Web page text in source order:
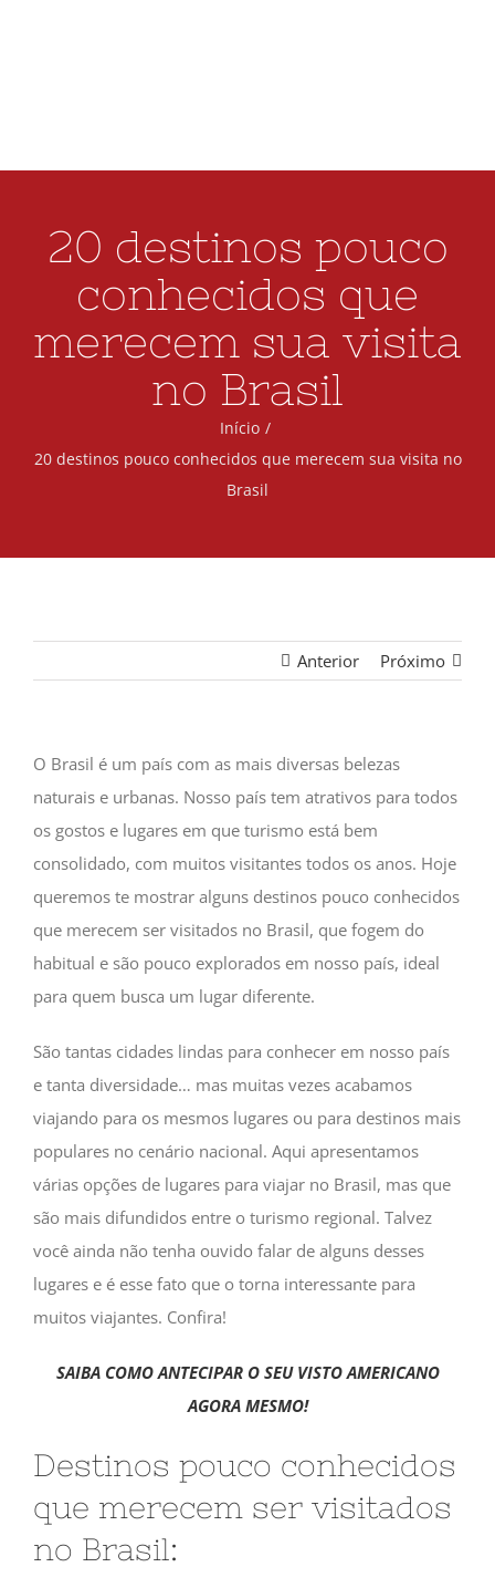
20 destinos pouco
conhecidos que
merecem sua visita
no Brasil
Início
20 destinos pouco conhecidos que merecem sua visita no
Brasil
Anterior Próximo
O Brasil é um país com as mais diversas belezas
naturais e urbanas. Nosso país tem atrativos para todos
os gostos e lugares em que turismo está bem
consolidado, com muitos visitantes todos os anos. Hoje
queremos te mostrar alguns destinos pouco conhecidos
que merecem ser visitados no Brasil, que fogem do
habitual e são pouco explorados em nosso país, ideal
para quem busca um lugar diferente.
São tantas cidades lindas para conhecer em nosso país
e tanta diversidade… mas muitas vezes acabamos
viajando para os mesmos lugares ou para destinos mais
populares no cenário nacional. Aqui apresentamos
várias opções de lugares para viajar no Brasil, mas que
são mais difundidos entre o turismo regional. Talvez
você ainda não tenha ouvido falar de alguns desses
lugares e é esse fato que o torna interessante para
muitos viajantes. Confira!
SAIBA COMO ANTECIPAR O SEU VISTO AMERICANO
AGORA MESMO!
Destinos pouco conhecidos
que merecem ser visitados
no Brasil: